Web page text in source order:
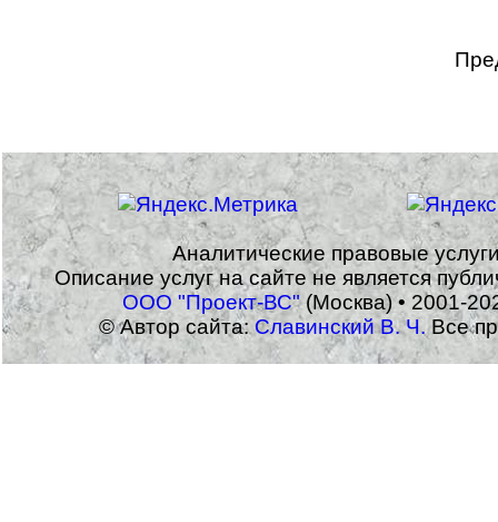
Аналитические правовые
Описание услуг на сайте не является
ООО "Проект-ВС"(Москва) • 2001-
© Автор сайта:Славинский В. Ч.Все